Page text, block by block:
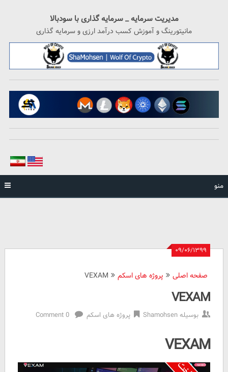
مدیریت سرمایه _ سرمایه گذاری با سودبالا
مانیتورینگ و آموزش کسب درآمد ارزی و سرمایه گذاری
منو
۰۹/۰۶/۱۳۹۹
صفحه اصلی پروژه های اسکم VEXAM
VEXAM
بوسیلهShamohsen پروژه های اسکم 0 Comment
VEXAM